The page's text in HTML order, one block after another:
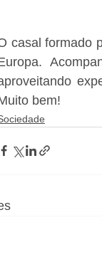
casal formado
bem!